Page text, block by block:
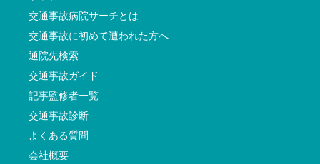
交通事故病院サーチとは
交通事故に初めて遭われた方へ
通院先検索
交通事故ガイド
記事監修者一覧
交通事故診断
よくある質問
会社概要